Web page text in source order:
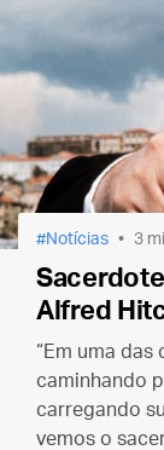
Notícias 3
Alfred
“Em uma
caminhando
carregando
vemos o